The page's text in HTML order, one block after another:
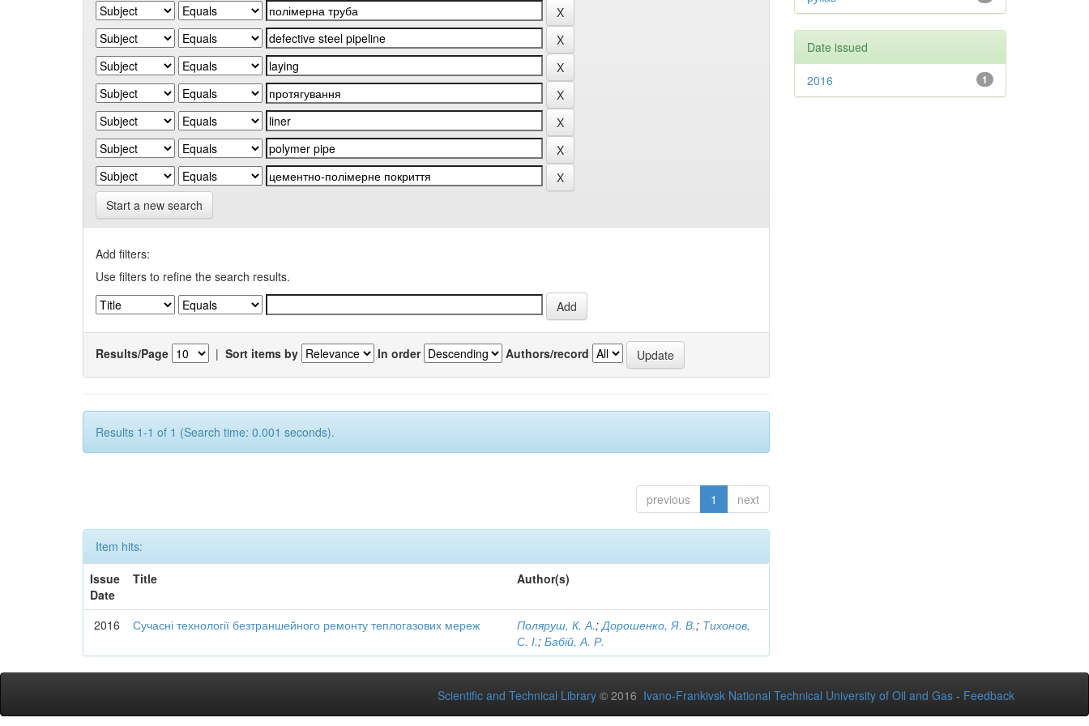
Start a new search
Add filters:
Use filters to refine the search results.
Results/Page | Sort items by In order Authors/record
Results 1-1 of 1 (Search time: 0.001 seconds).
previous 1 next
Item hits:
Issue
Date
Title Author(s)
2016 Сучасні технології безтраншейного ремонту теплогазових мереж Поляруш, К. А.;Дорошенко, Я. В.; Тихонов,
С. І.;Бабій, А. Р.
Date issued
1
2016
Scientific and Technical Library © 2016 Ivano-Frankivsk National Technical University of Oil and Gas - Feedback